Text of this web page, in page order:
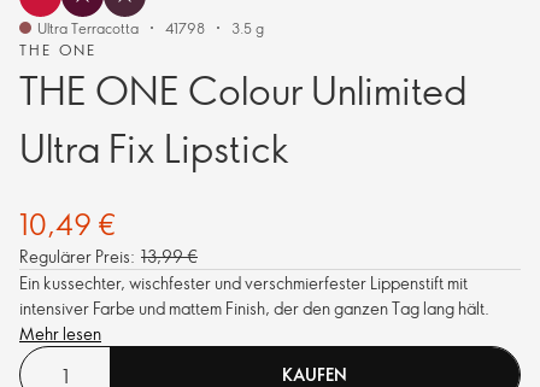
THE ONE
THE ONE Colour Unlimited
Ultra Fix Lipstick
Ultra Terracotta 41798 3.5 g
10,49 €
Regulärer Preis: 13,99 €
Ein kussechter, wischfester und verschmierfester Lippenstift mit
intensiver Farbe und mattem Finish, der den ganzen Tag lang hält.
Mehr lesen
KAUFEN